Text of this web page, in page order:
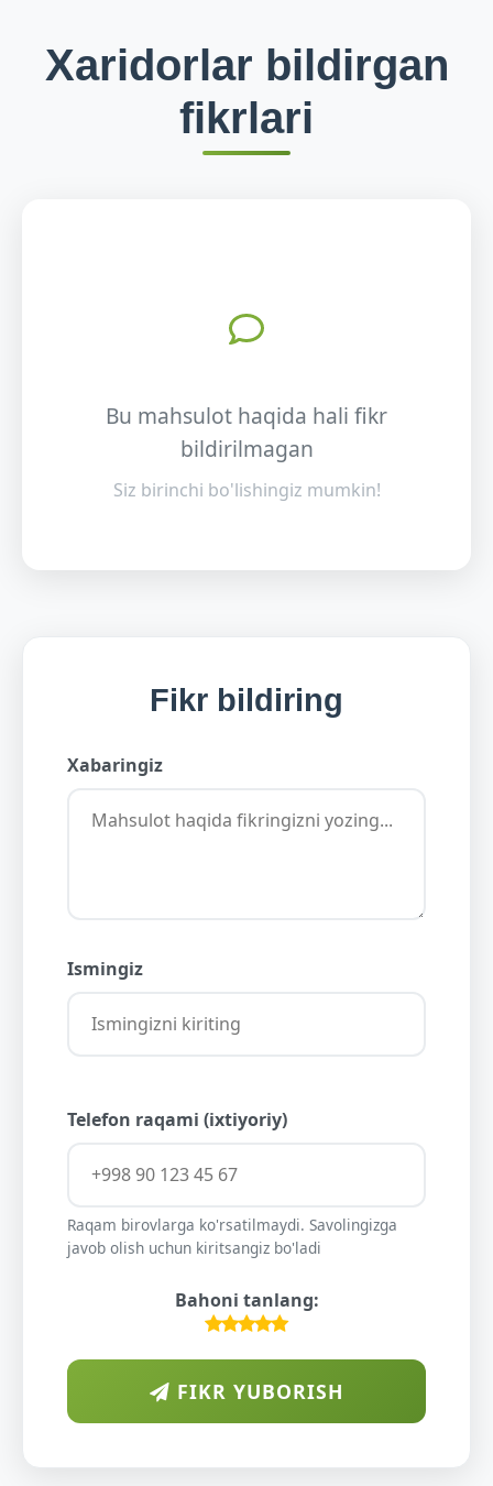
Xaridorlar bildirgan
fikrlari
Bu mahsulot haqida hali fikr
bildirilmagan
Siz birinchi bo'lishingiz mumkin!
Fikr bildiring
Xabaringiz
Ismingiz
Telefon raqami (ixtiyoriy)
Raqam birovlarga ko'rsatilmaydi. Savolingizga
javob olish uchun kiritsangiz bo'ladi
Bahoni tanlang:
FIKR YUBORISH